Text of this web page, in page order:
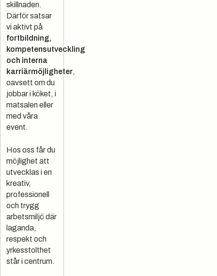
skillnaden.
Därför satsar
vi aktivt på
fortbildning,
kompetensutveckling
och interna
karriärmöjligheter,
oavsett om du
jobbar i köket, i
matsalen eller
med våra
event.
Hos oss får du
möjlighet att
utvecklas i en
kreativ,
professionell
och trygg
arbetsmiljö där
laganda,
respekt och
yrkesstolthet
står i centrum.